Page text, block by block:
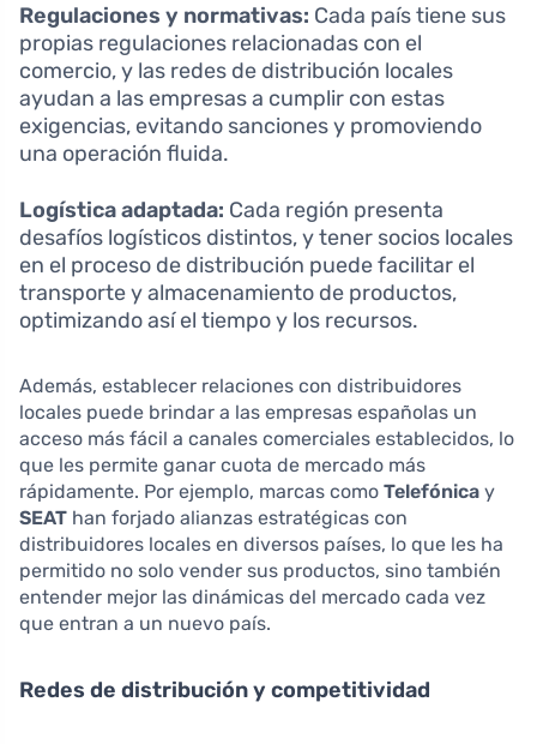
Regulaciones y normativas: Cada país tiene sus
propias regulaciones relacionadas con el
comercio, y las redes de distribución locales
ayudan a las empresas a cumplir con estas
exigencias, evitando sanciones y promoviendo
una operación fluida.
Logística adaptada: Cada región presenta
desafíos logísticos distintos, y tener socios locales
en el proceso de distribución puede facilitar el
transporte y almacenamiento de productos,
optimizando así el tiempo y los recursos.
Además, establecer relaciones con distribuidores
locales puede brindar a las empresas españolas un
acceso más fácil a canales comerciales establecidos, lo
que les permite ganar cuota de mercado más
rápidamente. Por ejemplo, marcas como Telefónica y
SEAT han forjado alianzas estratégicas con
distribuidores locales en diversos países, lo que les ha
permitido no solo vender sus productos, sino también
entender mejor las dinámicas del mercado cada vez
que entran a un nuevo país.
Redes de distribución y competitividad